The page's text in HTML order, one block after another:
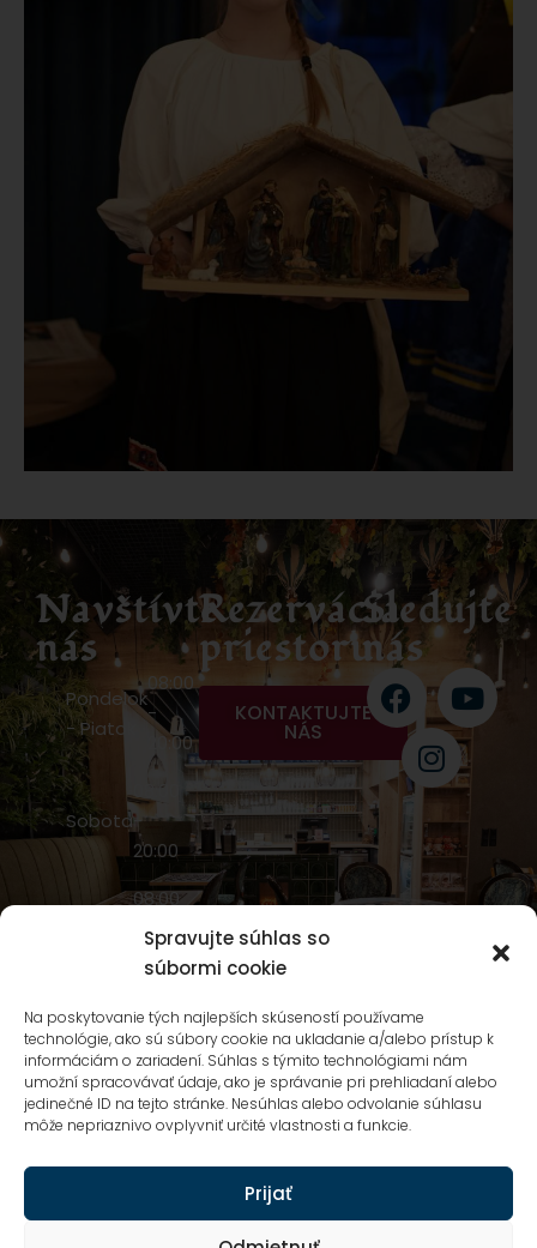
Spravujte súhlas so
súbormi cookie
Na poskytovanie tých najlepších skúseností používame
technológie, ako sú súbory cookie na ukladanie a/alebo prístup k
informáciám o zariadení. Súhlas s týmito technológiami nám
umožní spracovávať údaje, ako je správanie pri prehliadaní alebo
jedinečné ID na tejto stránke. Nesúhlas alebo odvolanie súhlasu
môže nepriaznivo ovplyvniť určité vlastnosti a funkcie.
Prijať
Navštívte
nás
Pondelok
- Piatok
08:00
-
20:00
Sobota
08:00
-
20:00
08:00
20:00
NIVY
CENTRUM
Mlynské Nivy
5A,
Bratislava
Rezervácia
priestoru
KONTAKTUJTE
NÁS
Sledujte
nás